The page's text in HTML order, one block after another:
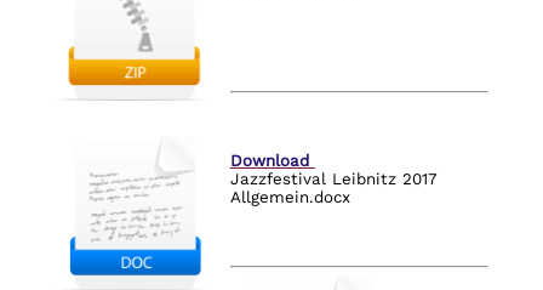
Download
Jazzfestival Leibnitz 2017
Allgemein.docx